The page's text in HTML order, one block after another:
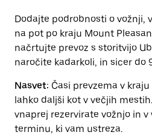
Dodajte podrobnosti o vožnji,
na pot po kraju Mount
načrtujte prevoz s storitvijo
naročite kadarkoli, in sicer do
Nasvet: Časi prevzema v
lahko daljši kot v večjih
vnaprej rezervirate vožnjo in v
terminu, ki vam ustreza.